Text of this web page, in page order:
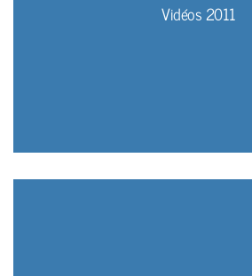
Vidéos 2011